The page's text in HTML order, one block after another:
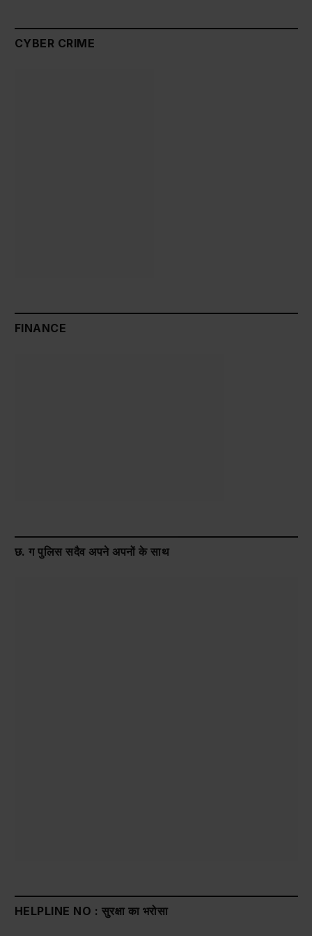
CYBER CRIME
FINANCE
छ. ग पुलिस सदैव अपने अपनों के साथ
HELPLINE NO : सुरक्षा का भरोसा